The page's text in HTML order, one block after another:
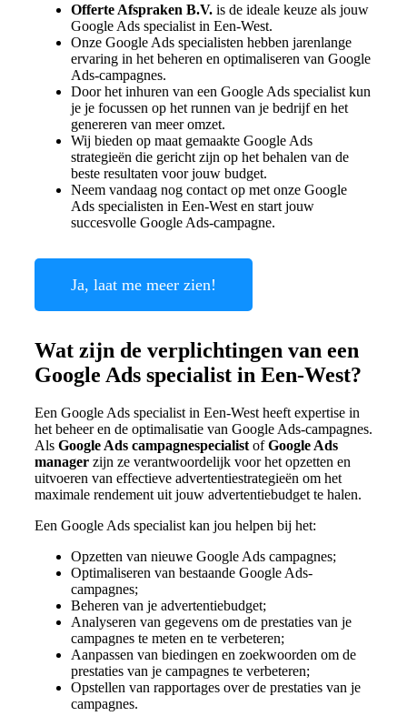
Offerte Afspraken B.V. is de ideale keuze als jouw
Google Ads specialist in Een-West.
Onze Google Ads specialisten hebben jarenlange
ervaring in het beheren en optimaliseren van Google
Ads-campagnes.
Door het inhuren van een Google Ads specialist kun
je je focussen op het runnen van je bedrijf en het
genereren van meer omzet.
Wij bieden op maat gemaakte Google Ads
strategieën die gericht zijn op het behalen van de
beste resultaten voor jouw budget.
Neem vandaag nog contact op met onze Google
Ads specialisten in Een-West en start jouw
succesvolle Google Ads-campagne.
Ja, laat me meer zien!
Wat zijn de verplichtingen van een
Google Ads specialist in Een-West?
Een Google Ads specialist in Een-West heeft expertise in
het beheer en de optimalisatie van Google Ads-campagnes.
Als Google Ads campagnespecialistofGoogle Ads
manager zijn ze verantwoordelijk voor het opzetten en
uitvoeren van effectieve advertentiestrategieën om het
maximale rendement uit jouw advertentiebudget te halen.
Een Google Ads specialist kan jou helpen bij het:
Opzetten van nieuwe Google Ads campagnes;
Optimaliseren van bestaande Google Ads-
campagnes;
Beheren van je advertentiebudget;
Analyseren van gegevens om de prestaties van je
campagnes te meten en te verbeteren;
Aanpassen van biedingen en zoekwoorden om de
prestaties van je campagnes te verbeteren;
Opstellen van rapportages over de prestaties van je
campagnes.